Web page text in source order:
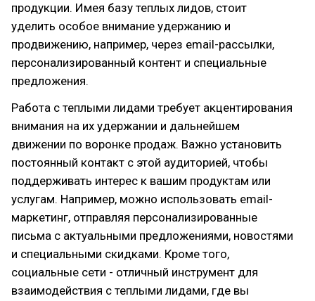
продукции. Имея базу теплых лидов, стоит
уделить особое внимание удержанию и
продвижению, например, через email-рассылки,
персонализированный контент и специальные
предложения.
Работа с теплыми лидами требует акцентирования
внимания на их удержании и дальнейшем
движении по воронке продаж. Важно установить
постоянный контакт с этой аудиторией, чтобы
поддерживать интерес к вашим продуктам или
услугам. Например, можно использовать email-
маркетинг, отправляя персонализированные
письма с актуальными предложениями, новостями
и специальными скидками. Кроме того,
социальные сети - отличный инструмент для
взаимодействия с теплыми лидами, где вы